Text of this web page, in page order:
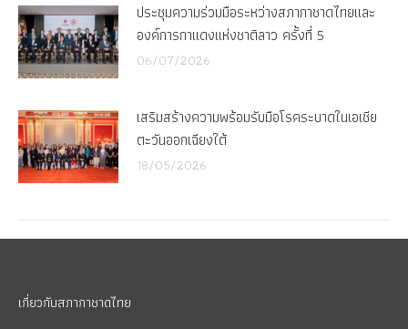
ประชุมความร่วมมือระหว่างสภากาชาดไทยและ
องค์การกาแดงแห่งชาติลาว ครั้งที่ 5
06/07/2026
เสริมสร้างความพร้อมรับมือโรคระบาดในเอเชีย
ตะวันออกเฉียงใต้
18/05/2026
เกี่ยวกับสภากาชาดไทย